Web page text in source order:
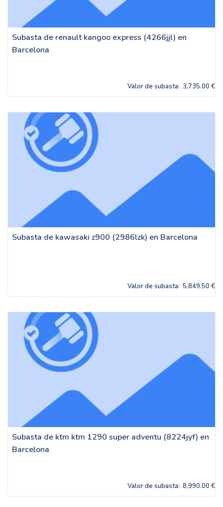
Subasta de renault kangoo express (4266jjl) en
Barcelona
Valor de subasta: 3,735.00 €
Subasta de kawasaki z900 (2986lzk) en Barcelona
Valor de subasta: 5,849.50 €
Subasta de ktm ktm 1290 super adventu (8224jyf) en
Barcelona
Valor de subasta: 8,990.00 €